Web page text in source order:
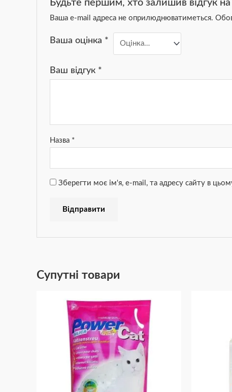
Будьте першим, хто залишив відгук
Ваша e-mail адреса не оприлюднюватиметься.
Ваша оцінка *
Ваш відгук *
Назва *
Зберегти моє ім'я, e-mail, та адресу сайту в
Супутні товари